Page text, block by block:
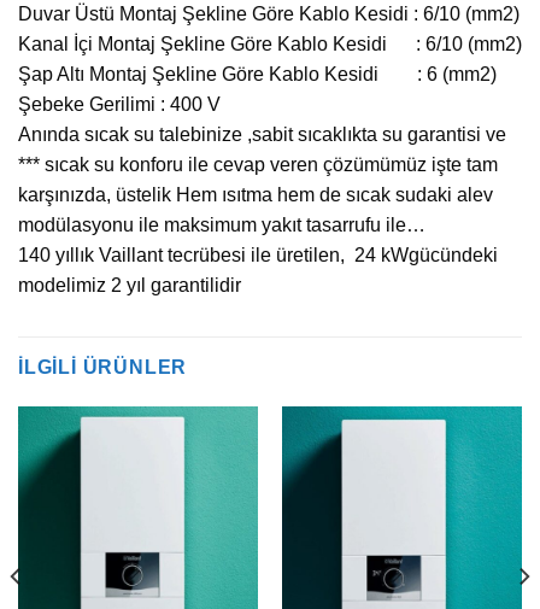
Duvar Üstü Montaj Şekline Göre Kablo Kesidi : 6/10 (mm2)
Kanal İçi Montaj Şekline Göre Kablo Kesidi : 6/10 (mm2)
Şap Altı Montaj Şekline Göre Kablo Kesidi : 6 (mm2)
Şebeke Gerilimi : 400 V
Anında sıcak su talebinize ,sabit sıcaklıkta su garantisi ve
*** sıcak su konforu ile cevap veren çözümümüz işte tam
karşınızda, üstelik Hem ısıtma hem de sıcak sudaki alev
modülasyonu ile maksimum yakıt tasarrufu ile…
140 yıllık Vaillant tecrübesi ile üretilen, 24 kWgücündeki
modelimiz 2 yıl garantilidir
İLGILI ÜRÜNLER